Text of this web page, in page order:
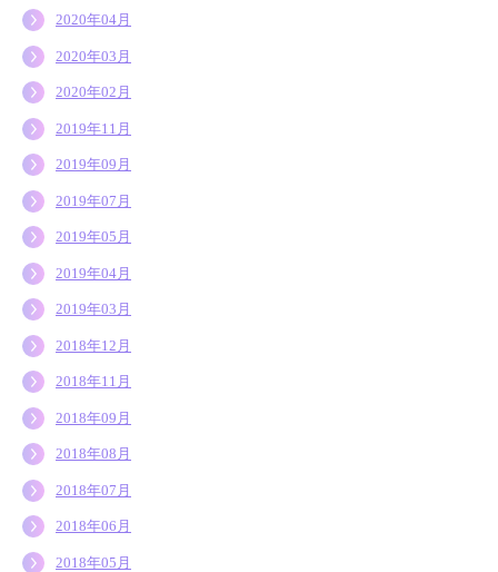
2020年04月
2020年03月
2020年02月
2019年11月
2019年09月
2019年07月
2019年05月
2019年04月
2019年03月
2018年12月
2018年11月
2018年09月
2018年08月
2018年07月
2018年06月
2018年05月